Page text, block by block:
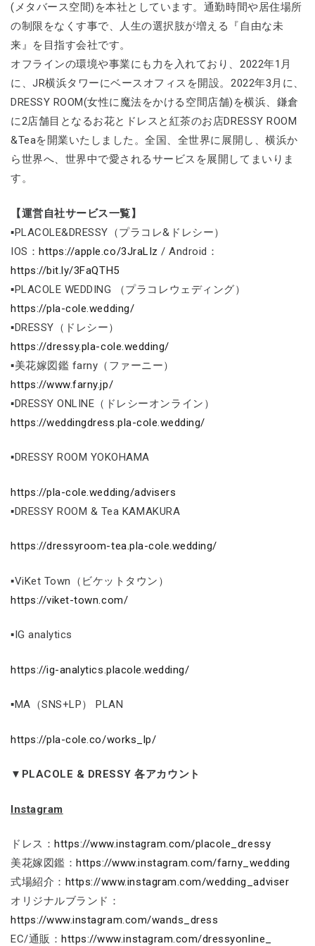
(メタバース空間)を本社としています。通勤時間や居住場所
の制限をなくす事で、人生の選択肢が増える『自由な未
来』を目指す会社です。
オフラインの環境や事業にも力を入れており、2022年1月
に、JR横浜タワーにベースオフィスを開設。2022年3月に、
DRESSY ROOM(女性に魔法をかける空間店舗)を横浜、鎌倉
に2店舗目となるお花とドレスと紅茶のお店DRESSY ROOM
&Teaを開業いたしました。全国、全世界に展開し、横浜か
ら世界へ、世界中で愛されるサービスを展開してまいりま
す。
【運営自社サービス一覧】
▪PLACOLE&DRESSY（プラコレ&ドレシー）
IOS：https://apple.co/3JraLIz / Android：
https://bit.ly/3FaQTH5
▪PLACOLE WEDDING （プラコレウェディング）
https://pla-cole.wedding/
▪DRESSY（ドレシー）
https://dressy.pla-cole.wedding/
▪美花嫁図鑑 farny（ファーニー）
https://www.farny.jp/
▪DRESSY ONLINE（ドレシーオンライン）
https://weddingdress.pla-cole.wedding/
▪DRESSY ROOM YOKOHAMA
https://pla-cole.wedding/advisers
▪DRESSY ROOM & Tea KAMAKURA
https://dressyroom-tea.pla-cole.wedding/
▪ViKet Town（ビケットタウン）
https://viket-town.com/
▪IG analytics
https://ig-analytics.placole.wedding/
▪MA（SNS+LP） PLAN
https://pla-cole.co/works_lp/
▼PLACOLE & DRESSY 各アカウント
Instagram
ドレス： https://www.instagram.com/placole_dressy
美花嫁図鑑： https://www.instagram.com/farny_wedding
式場紹介： https://www.instagram.com/wedding_adviser
オリジナルブランド：
https://www.instagram.com/wands_dress
EC/通販： https://www.instagram.com/dressyonline_